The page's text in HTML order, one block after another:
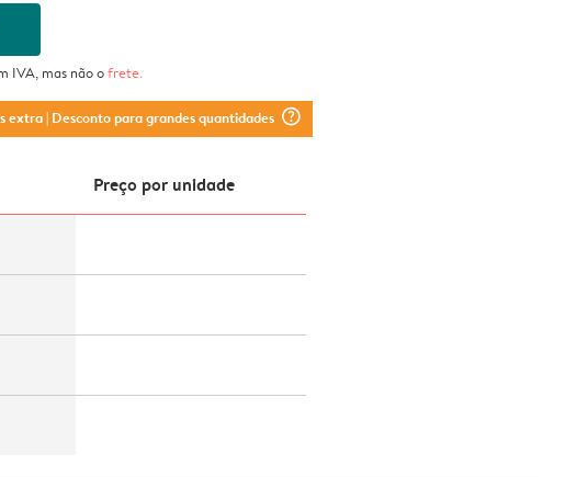
IVA, mas não ofrete.
extra| Desconto para grandes quantidades question_mark_circle
Preço por unidade